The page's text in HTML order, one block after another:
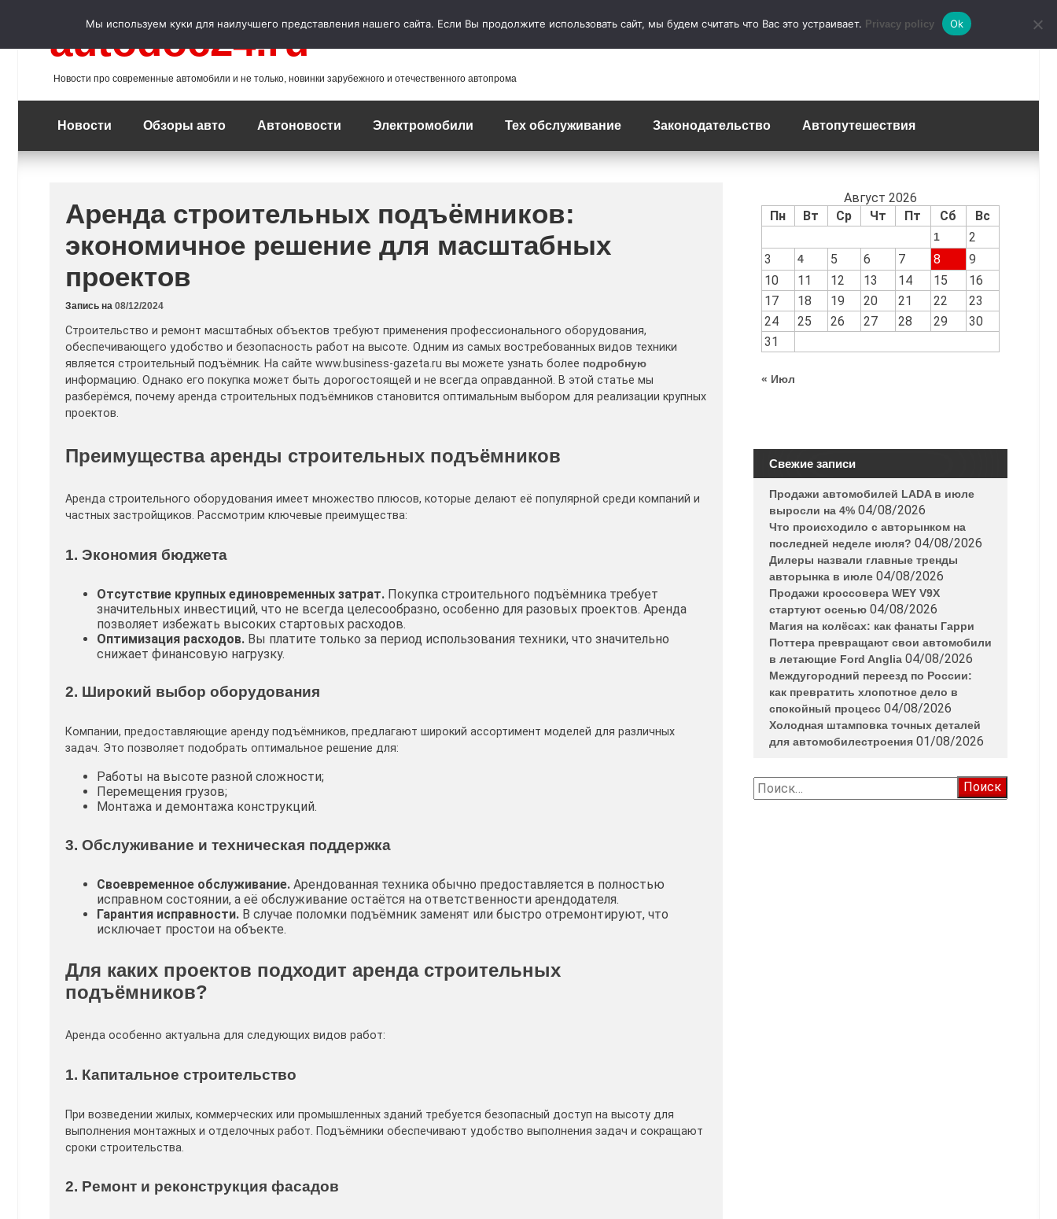
autodoc24.ru
Новости про современные автомобили и не только, новинки зарубежного и отечественного автопрома
Новости Обзоры авто Автоновости Электромобили Тех обслуживание Законодательство Автопутешествия
Аренда строительных подъёмников:
экономичное решение для масштабных
проектов
Запись на 08/12/2024
Строительство и ремонт масштабных объектов требуют применения профессионального оборудования,
обеспечивающего удобство и безопасность работ на высоте. Одним из самых востребованных видов техники
является строительный подъёмник. На сайте www.business-gazeta.ru вы можете узнать более подробную
информацию. Однако его покупка может быть дорогостоящей и не всегда оправданной. В этой статье мы
разберёмся, почему аренда строительных подъёмников становится оптимальным выбором для реализации крупных
проектов.
Преимущества аренды строительных подъёмников
Аренда строительного оборудования имеет множество плюсов, которые делают её популярной среди компаний и
частных застройщиков. Рассмотрим ключевые преимущества:
1. Экономия бюджета
Отсутствие крупных единовременных затрат. Покупка строительного подъёмника требует
значительных инвестиций, что не всегда целесообразно, особенно для разовых проектов. Аренда
позволяет избежать высоких стартовых расходов.
Оптимизация расходов. Вы платите только за период использования техники, что значительно
снижает финансовую нагрузку.
2. Широкий выбор оборудования
Компании, предоставляющие аренду подъёмников, предлагают широкий ассортимент моделей для различных
задач. Это позволяет подобрать оптимальное решение для:
Работы на высоте разной сложности;
Перемещения грузов;
Монтажа и демонтажа конструкций.
3. Обслуживание и техническая поддержка
Своевременное обслуживание. Арендованная техника обычно предоставляется в полностью
исправном состоянии, а её обслуживание остаётся на ответственности арендодателя.
Гарантия исправности. В случае поломки подъёмник заменят или быстро отремонтируют, что
исключает простои на объекте.
Для каких проектов подходит аренда строительных
подъёмников?
Аренда особенно актуальна для следующих видов работ:
1. Капитальное строительство
При возведении жилых, коммерческих или промышленных зданий требуется безопасный доступ на высоту для
выполнения монтажных и отделочных работ. Подъёмники обеспечивают удобство выполнения задач и сокращают
сроки строительства.
2. Ремонт и реконструкция фасадов
Август 2026
Пн
Вт Ср Чт Пт Сб Вс
1
2
3
4 5 6 7 8
9
10
11 12 13 14 15
16
17
18 19 20 21 22
23
24
25 26 27 28 29
30
31
« Июл
Свежие записи
Продажи автомобилей LADA в июле
выросли на 4% 04/08/2026
Что происходило с авторынком на
последней неделе июля? 04/08/2026
Дилеры назвали главные тренды
авторынка в июле 04/08/2026
Продажи кроссовера WEY V9X
стартуют осенью 04/08/2026
Магия на колёсах: как фанаты Гарри
Поттера превращают свои автомобили
в летающие Ford Anglia 04/08/2026
Междугородний переезд по России:
как превратить хлопотное дело в
спокойный процесс 04/08/2026
Холодная штамповка точных деталей
для автомобилестроения 01/08/2026
Найти:
Мы используем куки для наилучшего представления нашего сайта. Если Вы продолжите использовать сайт, мы будем считать что Вас это устраивает. Privacy policy Ok